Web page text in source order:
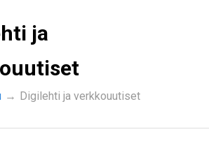
ja
→ Digilehti ja verkkouutiset